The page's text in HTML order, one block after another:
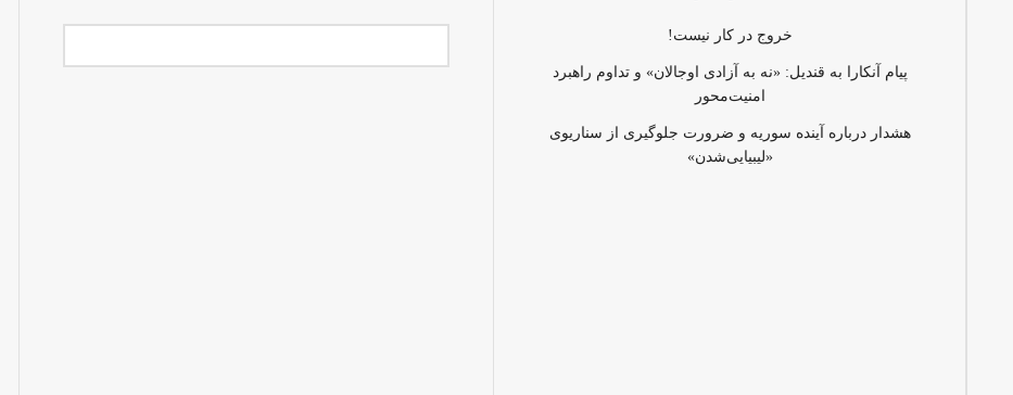
خروج در کار نیست!
پیام آنکارا به قندیل: «نه به آزادی اوجالان» و تداوم راهبرد
امنیت‌محور
هشدار درباره آینده سوریه و ضرورت جلوگیری از سناریوی
«لیبیایی‌شدن»